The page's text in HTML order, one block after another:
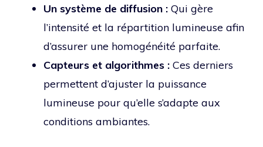
Un système de diffusion : Qui gère
l’intensité et la répartition lumineuse afin
d’assurer une homogénéité parfaite.
Capteurs et algorithmes : Ces derniers
permettent d’ajuster la puissance
lumineuse pour qu’elle s’adapte aux
conditions ambiantes.